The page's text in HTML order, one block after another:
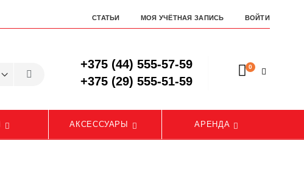
СТАТЬИ МОЯ УЧЁТНАЯ ЗАПИСЬ ВОЙТИ
+375 (44) 555-57-59
+375 (29) 555-51-59
0
АКСЕССУАРЫ АРЕНДА